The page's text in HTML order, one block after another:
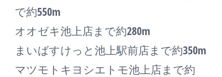
で約550m
オオゼキ池上店まで約280m
まいばすけっと池上駅前店まで約350m
マツモトキヨシエトモ池上店まで約